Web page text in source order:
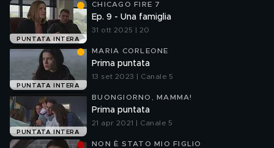
PUNTATA INTERA
CHICAGO FIRE 7
Ep. 9 - Una famiglia
31 ott 2025 | 20
PUNTATA INTERA
MARIA CORLEONE
Prima puntata
13 set 2023 | Canale 5
PUNTATA INTERA
BUONGIORNO, MAMMA!
Prima puntata
21 apr 2021 | Canale 5
NON È STATO MIO FIGLIO